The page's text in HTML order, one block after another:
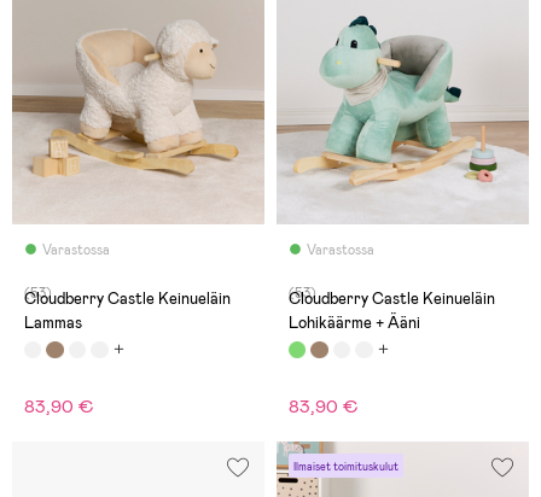
Varastossa
(53)
Cloudberry Castle Keinueläin
Lammas
83,90 €
Varastossa
(53)
Cloudberry Castle Keinueläin
Lohikäärme + Ääni
83,90 €
Ilmaiset toimituskulut